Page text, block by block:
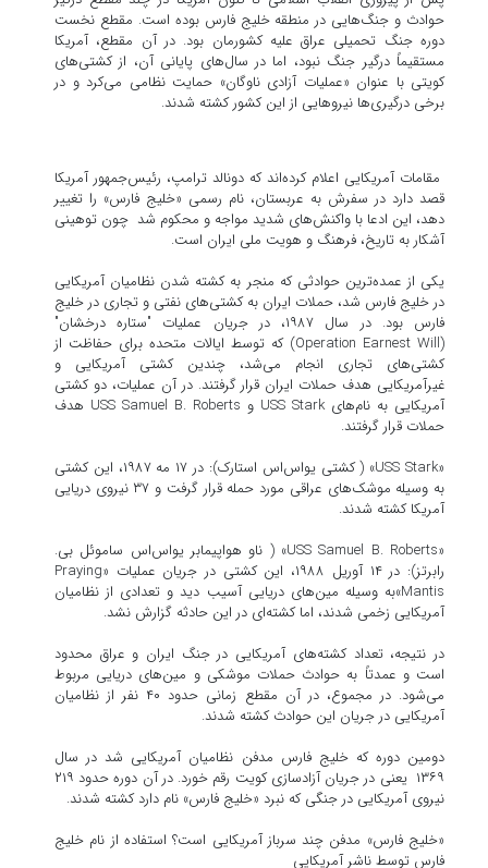
حوادث و جنگ‌هایی در منطقه خلیج فارس بوده است. مقطع نخست
دوره جنگ تحمیلی عراق علیه کشورمان بود. در آن مقطع، آمریکا
مستقیماً درگیر جنگ نبود، اما در سال‌های پایانی آن، از کشتی‌های
کویتی با عنوان «عملیات آزادی ناوگان» حمایت نظامی می‌کرد و در
برخی درگیری‌ها نیروهایی از این کشور کشته شدند.
مقامات آمریکایی اعلام کرده‌اند که دونالد ترامپ، رئیس‌جمهور آمریکا
قصد دارد در سفرش به عربستان، نام رسمی «خلیج فارس» را تغییر
دهد، این ادعا با واکنش‌های شدید مواجه و محکوم شد چون توهینی
آشکار به تاریخ، فرهنگ و هویت ملی ایران است.
یکی از عمده‌ترین حوادثی که منجر به کشته شدن نظامیان آمریکایی
در خلیج فارس شد، حملات ایران به کشتی‌های نفتی و تجاری در خلیج
فارس بود. در سال ۱۹۸۷، در جریان عملیات "ستاره درخشان"
(Operation Earnest Will) که توسط ایالات متحده برای حفاظت از
کشتی‌های تجاری انجام می‌شد، چندین کشتی آمریکایی و
غیرآمریکایی هدف حملات ایران قرار گرفتند. در آن عملیات، دو کشتی
آمریکایی به نام‌های USS Stark و USS Samuel B. Roberts هدف
حملات قرار گرفتند.
«USS Stark» ( کشتی یواس‌اس استارک): در ۱۷ مه ۱۹۸۷، این کشتی
به وسیله موشک‌های عراقی مورد حمله قرار گرفت و ۳۷ نیروی دریایی
آمریکا کشته شدند.
«USS Samuel B. Roberts» ( ناو هواپیمابر یواس‌اس ساموئل بی.
رابرتز): در ۱۴ آوریل ۱۹۸۸، این کشتی در جریان عملیات «Praying
Mantis»به وسیله مین‌های دریایی آسیب دید و تعدادی از نظامیان
آمریکایی زخمی شدند، اما کشته‌ای در این حادثه گزارش نشد.
در نتیجه، تعداد کشته‌های آمریکایی در جنگ ایران و عراق محدود
است و عمدتاً به حوادث حملات موشکی و مین‌های دریایی مربوط
می‌شود. در مجموع، در آن مقطع زمانی حدود ۴۰ نفر از نظامیان
آمریکایی در جریان این حوادث کشته شدند.
دومین دوره که خلیج فارس مدفن نظامیان آمریکایی شد در سال
۱۳۶۹ یعنی در جریان آزادسازی کویت رقم خورد. در آن دوره حدود ۲۱۹
نیروی آمریکایی در جنگی که نبرد «خلیج فارس» نام دارد کشته شدند.
«خلیج فارس» مدفن چند سرباز آمریکایی است؟ استفاده از نام خلیج
فارس توسط ناشر آمریکایی